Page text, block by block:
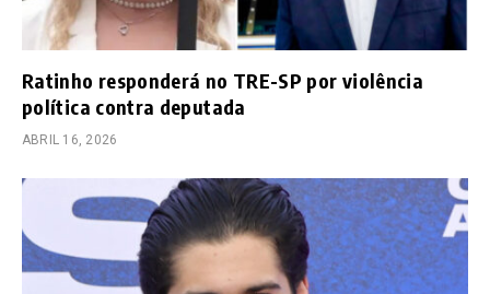
Ratinho responderá no TRE-SP por violência
política contra deputada
ABRIL 16, 2026